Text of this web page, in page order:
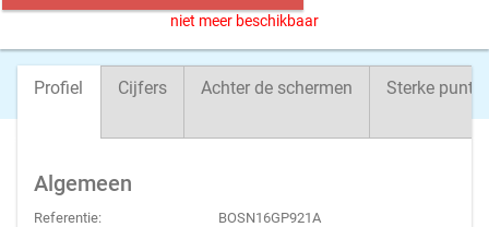
niet meer beschikbaar
Profiel Cijfers Achter de schermen Sterke
Algemeen
Referentie:
BOSN16GP921A